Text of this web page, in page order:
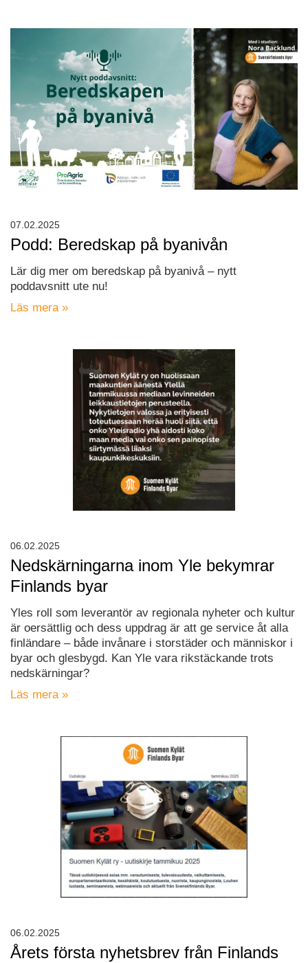
Podd: Beredskap på byanivån
Lär dig mer om beredskap på byanivå – nytt
poddavsnitt ute nu!
Läs mera »
07.02.2025
Nedskärningarna inom Yle bekymrar
Finlands byar
Yles roll som leverantör av regionala nyheter och kultur
är oersättlig och dess uppdrag är att ge service åt alla
finländare – både invånare i storstäder och människor i
byar och glesbygd. Kan Yle vara rikstäckande trots
nedskärningar?
Läs mera »
06.02.2025
Årets första nyhetsbrev från Finlands
06.02.2025